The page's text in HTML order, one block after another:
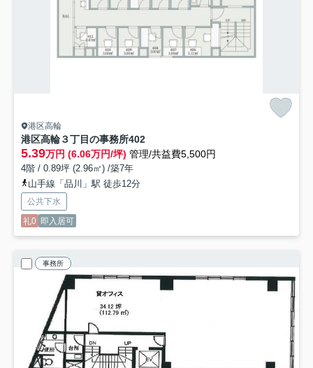
港区高輪
港区高輪３丁目の事務所402
5.39万円 (6.06万円/坪) 管理/共益費5,500円
4階 / 0.89坪 (2.96㎡) /築7年
山手線「品川」駅 徒歩12分
公共下水
礼0 即入居可
事務所